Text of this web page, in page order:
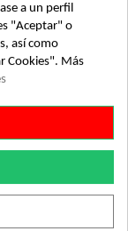
c 1.0 12v cat
/ lw3) | 0.00 - ...
a un perfil
"Aceptar" o
así como
Cookies". Más